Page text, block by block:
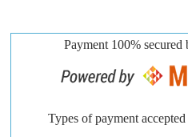
Payment 100%
Types of payment accepted